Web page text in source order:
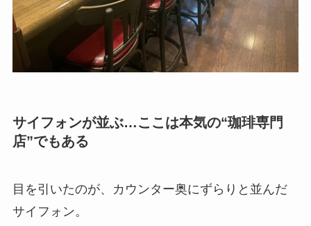
サイフォンが並ぶ…ここは本気の“珈琲専門
店”でもある
目を引いたのが、カウンター奥にずらりと並んだ
サイフォン。